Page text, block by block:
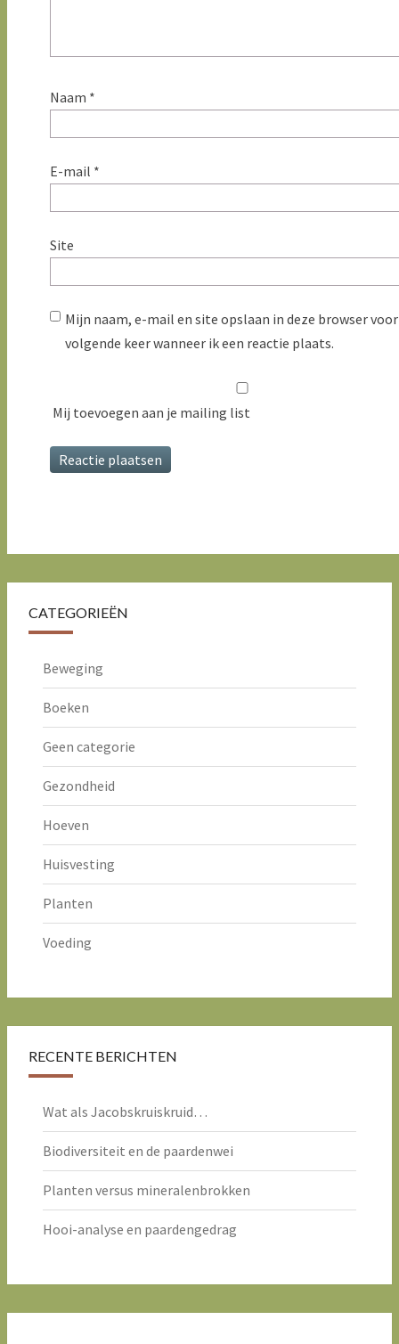
Naam *
E-mail *
Site
Mijn naam, e-mail en site opslaan in deze browser
volgende keer wanneer ik een reactie plaats.
Mij toevoegen aan je mailing list
CATEGORIEËN
Beweging
Boeken
Geen categorie
Gezondheid
Hoeven
Huisvesting
Planten
Voeding
RECENTE BERICHTEN
Wat als Jacobskruiskruid…
Biodiversiteit en de paardenwei
Planten versus mineralenbrokken
Hooi-analyse en paardengedrag